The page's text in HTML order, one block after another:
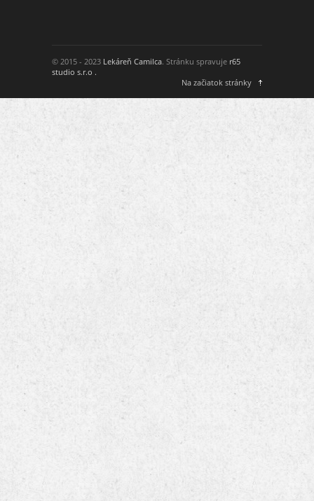
© 2015 - 2023 Lekáreň Camilca. Stránku spravuje r65
studio s.r.o .
Na začiatok stránky